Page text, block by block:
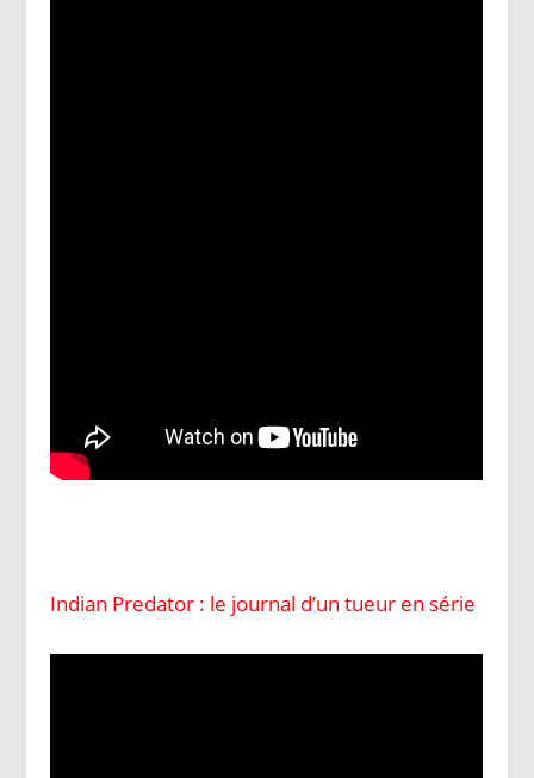
Indian Predator : le journal d’un tueur en série